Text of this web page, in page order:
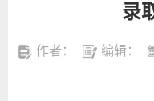
录
作者： 编辑：